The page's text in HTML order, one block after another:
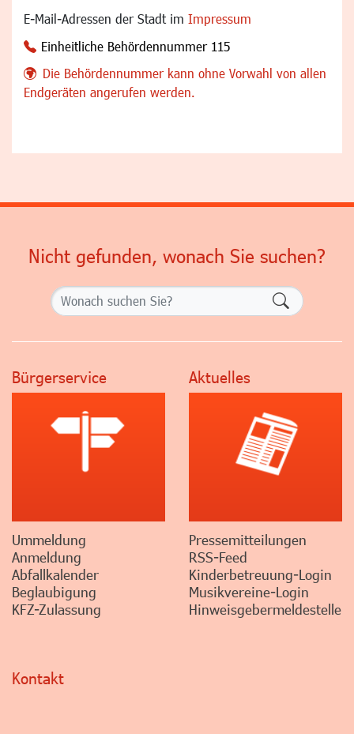
E-Mail-Adressen der Stadt im Impressum
Einheitliche Behördennummer 115
Die Behördennummer kann ohne Vorwahl von allen
Endgeräten angerufen werden.
Nicht gefunden, wonach Sie suchen?
Bürgerservice
Ummeldung
Anmeldung
Abfallkalender
Beglaubigung
KFZ-Zulassung
Aktuelles
Pressemitteilungen
RSS-Feed
Kinderbetreuung-Login
Musikvereine-Login
Hinweisgebermeldestelle
Kontakt